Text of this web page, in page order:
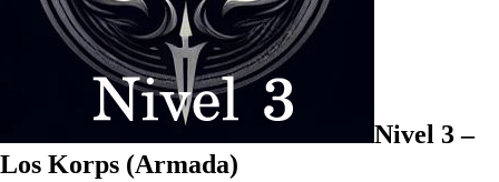
Nivel 3 –
Los Korps (Armada)